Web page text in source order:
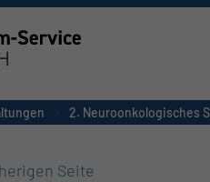
2. Neuroonkologisches
Seite